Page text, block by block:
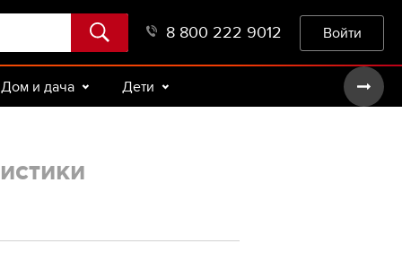
8 800 222 9012 Войти
Дом и дача Дети